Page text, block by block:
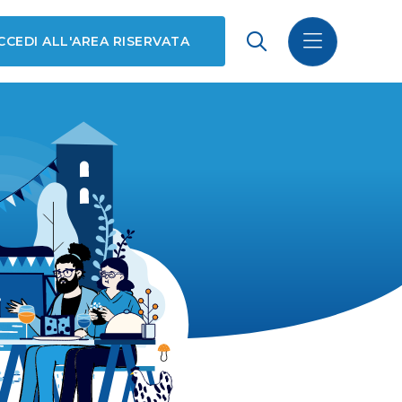
ALL'AREA RISERVATA